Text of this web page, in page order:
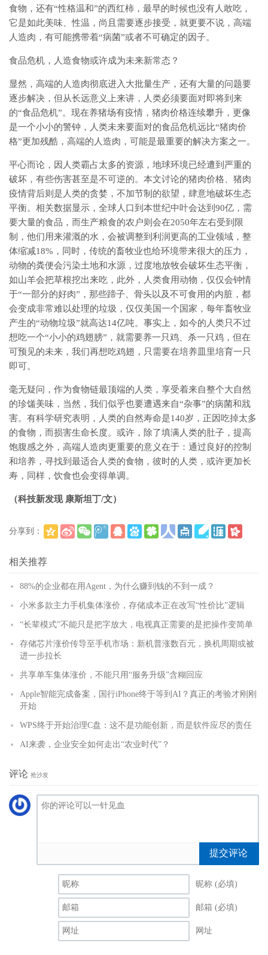
食物，还有“性格温和”的西红柿，最早的时候也没有人敢吃，
它是如此美味、性温，尚且需要逐步接受，就更要不说，高端
人造肉，有可能携带着“病菌”或者不可确定的因子。
食品危机，人造食物或许成为未来新常态？
显然，高端的人造肉彻底进入大批量生产，还有大量的问题要
逐步解决，但从长远意义上来讲，人类必须要面对即将到来
的“食品危机”。现在养猪场有疫情，猪肉价格连续攀升，更像
是一个小小的警钟，人类未来要面对的食品危机远比“猪肉价
格”更加残酷，高端的人造肉，可能是最重要的解决方案之一。
平心而论，因人类霸占太多的资源，地球环境已经遭到严重的
破坏，有些伤害甚至是不可逆的。本文讨论的猪肉价格、猪肉
疫情背后则是人类的贪婪，不加节制的欲望，肆意地破坏生态
平衡。相关数据显示，全球人口到本世纪中叶会达到90亿，需
要大量的食品，而生产粮食的农户则会在2050年左右受到限
制，他们用来灌溉的水，会被调整到利润更高的工业领域，整
体缩减18%，同时，传统的畜牧业也给环境带来很大的压力，
动物的粪便会污染土地和水源，过度地放牧会破坏生态平衡，
如山羊会把草根挖出来吃，此外，人类食用动物，仅仅会钟情
于“一部分的好肉”，那些蹄子、骨头以及不可食用的内脏，都
会变成非常难以处理的垃圾，仅仅美国一个国家，每年畜牧业
产生的“动物垃圾”就高达14亿吨。事实上，如今的人类只不过
想吃一个“小小的鸡翅膀”，就需要养一只鸡、杀一只鸡，但在
可预见的未来，我们再想吃鸡翅，只需要在培养皿里培育一只
即可。
毫无疑问，作为食物链最顶端的人类，享受着来自整个大自然
的珍馐美味，当然，我们似乎也要遭遇来自“杂事”的病菌和戕
害。有科学研究表明，人类的自然寿命是140岁，正因吃掉太多
的食物，而损害生命长度。或许，除了填满人类的肚子，提高
饱腹感之外，高端人造肉更重要的意义在于：通过良好的控制
和培养，寻找到最适合人类的食物，彼时的人类，或许更加长
寿，同样，饮食也会变得单调。
（科技新发现 康斯坦丁/文）
分享到：
相关推荐
88%的企业都在用Agent，为什么赚到钱的不到一成？
小米多款主力手机集体涨价，存储成本正在改写“性价比”逻辑
“长辈模式”不能只是把字放大，电视真正需要的是把操作变简单
存储芯片涨价传导至手机市场：新机普涨数百元，换机周期或被
进一步拉长
共享单车集体涨价，不能只用“服务升级”含糊回应
Apple智能完成备案，国行iPhone终于等到AI？真正的考验才刚刚
开始
WPS终于开始治理C盘：这不是功能创新，而是软件应尽的责任
AI来袭，企业安全如何走出“农业时代”？
评论 抢沙发
提交评论
昵称 (必填)
邮箱 (必填)
网址